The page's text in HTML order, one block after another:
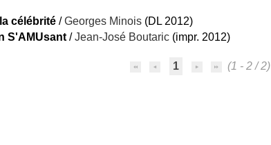
célébrité /Georges Minois (DL 2012)
S'AMUsant /Jean-José Boutaric (impr. 2012)
1 (1 - 2 / 2)